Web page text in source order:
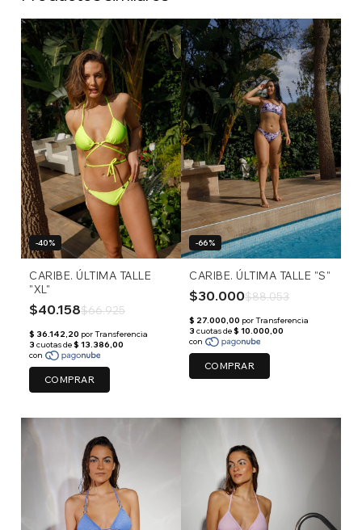
-40%
CARIBE. ÚLTIMA TALLE
"XL"
$40.158$66.925
COMPRAR
-66%
CARIBE. ÚLTIMA TALLE "S"
$30.000$88.053
COMPRAR